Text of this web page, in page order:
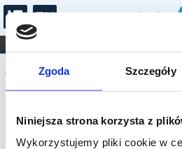
Zgoda Szczegóły
Niniejsza strona korzysta z
Wykorzystujemy pliki cookie w
FILHARMONIA OPERA I BALET
DLA DZIECI
Komunikat
Sprzedaż on-line
sprawdź dostępność